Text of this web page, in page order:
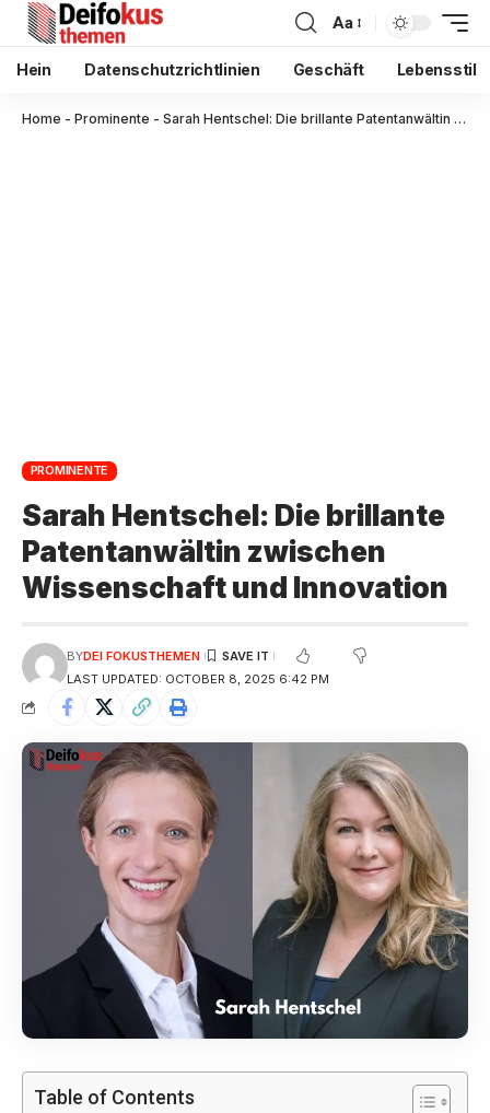
Aa
Hein Datenschutzrichtlinien Geschäft Lebensstil
Home - Prominente - Sarah Hentschel: Die brillante Patentanwältin zwischen Wissenschaft und Innovation
PROMINENTE
Sarah Hentschel: Die brillante
Patentanwältin zwischen
Wissenschaft und Innovation
LAST UPDATED: OCTOBER 8, 2025 6:42 PM
BYDEI FOKUSTHEMEN
Table of Contents